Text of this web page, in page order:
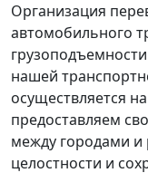
Организация
автомобильного
нашей
осуществляется
предоставляем
между городами и
целостности и